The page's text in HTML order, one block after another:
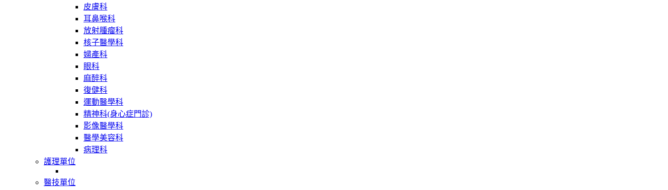
皮膚科
耳鼻喉科
放射腫瘤科
核子醫學科
婦產科
眼科
麻醉科
復健科
運動醫學科
精神科(身心症門診)
影像醫學科
醫學美容科
病理科
護理單位
醫技單位